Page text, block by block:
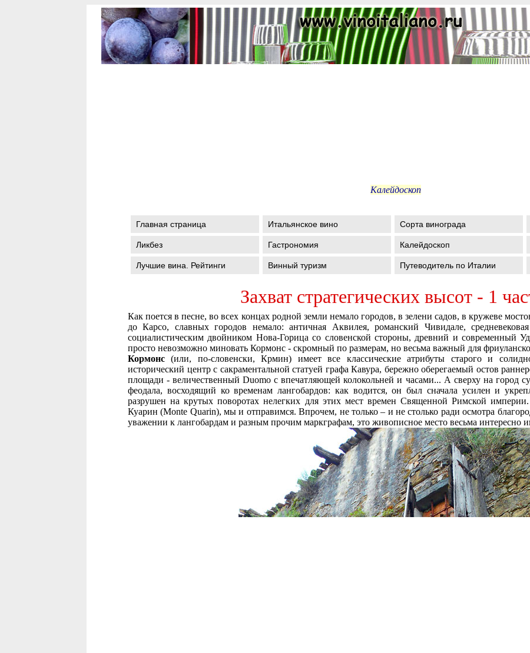
Калейдоскоп
Главная страница Итальянское вино Сорта винограда
Ликбез Гастрономия Калейдоскоп
Лучшие вина. Рейтинги Винный туризм Путеводитель по Италии
Захват стратегических высот - 1
Как поется в песне, во всех концах родной земли немало городов, в зелени садов, в кружеве
до Карсо, славных городов немало: античная Аквилея, романский Чивидале,
социалистическим двойником Нова-Горица со словенской стороны, древний и современный
просто невозможно миновать Кормонс - скромный по размерам, но весьма важный для
Кормонс (или, по-словенски, Крмин) имеет все классические атрибуты старого и
исторический центр с сакраментальной статуей графа Кавура, бережно оберегаемый остов
площади - величественный Duomo с впечатляющей колокольней и часами... А сверху на город
феодала, восходящий ко временам лангобардов: как водится, он был сначала усилен и
разрушен на крутых поворотах нелегких для этих мест времен Священной Римской
Куарин (Monte Quarin), мы и отправимся. Впрочем, не только – и не столько ради осмотра
уважении к лангобардам и разным прочим маркграфам, это живописное место весьма интересно